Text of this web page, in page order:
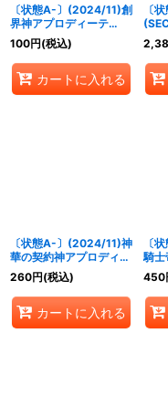
〔状態A-〕(2024/11)創
界神アプロディーテ
(BSC44収録)【X】
{BS48-X10}《黄》
100円(税込)
カートに入れる
〔
ェ
《白
〔状態A-〕(2024/11)神
華の契約神アプロディー
テ【契約X】{BSC44-
CX04}《黄》
260円(税込)
カートに入れる
〔
騎士
【X
《緑
450